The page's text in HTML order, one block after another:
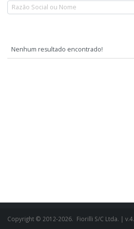
Nenhum resultado encontrado!
Copyright © 2012-2026. Fiorilli S/C Ltda. |